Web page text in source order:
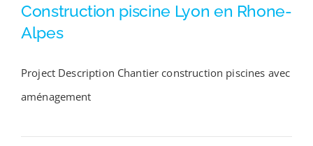
Construction piscine Lyon en Rhone-
Alpes
Project Description Chantier construction piscines avec
aménagement